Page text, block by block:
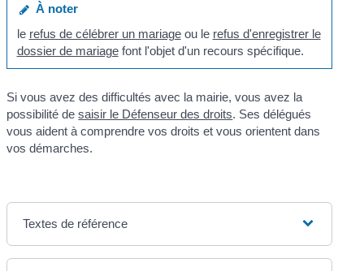
À noter
le refus de célébrer un mariageou le refus d'enregistrer le
dossier de mariagefont l'objet d'un recours spécifique.
Si vous avez des difficultés avec la mairie, vous avez la
possibilité desaisir le Défenseur des droits. Ses délégués
vous aident à comprendre vos droits et vous orientent dans
vos démarches.
Textes de référence